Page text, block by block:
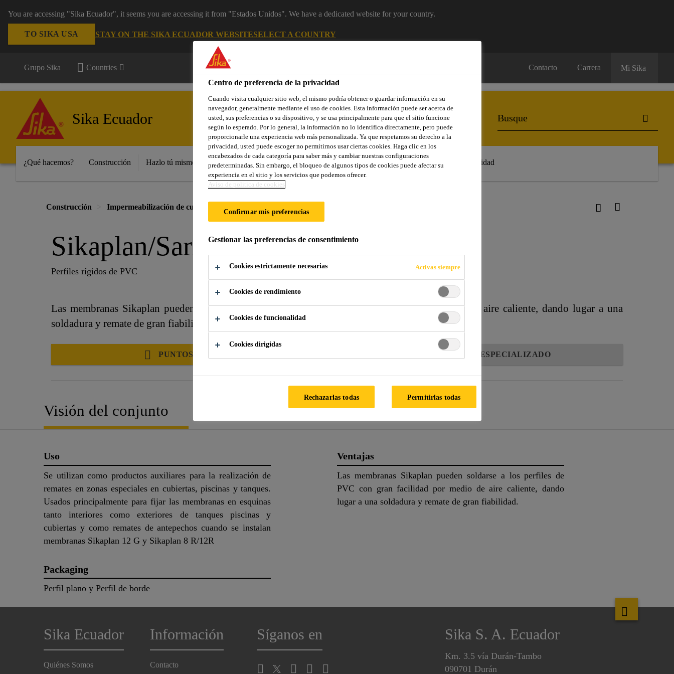
You are accessing "Sika Ecuador", it seems you are accessing it from "Estados Unidos". We have a dedicated website for your country.
TO SIKA USA STAY ON THE SIKA ECUADOR WEBSITESELECT A COUNTRY
Grupo Sika Countries Contacto Carrera Mi Sika
Sika Ecuador
¿Qué hacemos? Construcción Hazlo tú mismo y pequeñas renovaciones Industria Distribuidores Documentos Sostenibilidad
Construcción Impermeabilización de cubiertas
Sikaplan/Sarnafil various
Perfiles rígidos de PVC
Las membranas Sikaplan pueden soldarse a los perfiles de PVC con gran facilidad por medio de aire caliente, dando lugar a una
soldadura y remate de gran fiabilidad.
PUNTOS DE VENTA CONTACTO ESPECIALIZADO
Visión del conjunto
Uso
Se utilizan como productos auxiliares para la realización de
remates en zonas especiales en cubiertas, piscinas y tanques.
Usados principalmente para fijar las membranas en esquinas
tanto interiores como exteriores de tanques piscinas y
cubiertas y como remates de antepechos cuando se instalan
membranas Sikaplan 12 G y Sikaplan 8 R/12R
Ventajas
Las membranas Sikaplan pueden soldarse a los perfiles de
PVC con gran facilidad por medio de aire caliente, dando
lugar a una soldadura y remate de gran fiabilidad.
Packaging
Perfil plano y Perfil de borde
Sika Ecuador
Quiénes Somos
Información
Contacto
Síganos en Sika S. A. Ecuador
Km. 3.5 vía Durán-Tambo
090701 Durán
Centro de preferencia de la privacidad
Cuando visita cualquier sitio web, el mismo podría obtener o guardar información en su
navegador, generalmente mediante el uso de cookies. Esta información puede ser acerca de
usted, sus preferencias o su dispositivo, y se usa principalmente para que el sitio funcione
según lo esperado. Por lo general, la información no lo identifica directamente, pero puede
proporcionarle una experiencia web más personalizada. Ya que respetamos su derecho a la
privacidad, usted puede escoger no permitirnos usar ciertas cookies. Haga clic en los
encabezados de cada categoría para saber más y cambiar nuestras configuraciones
predeterminadas. Sin embargo, el bloqueo de algunos tipos de cookies puede afectar su
experiencia en el sitio y los servicios que podemos ofrecer.
Aviso de politica de cookies
Confirmar mis preferencias
Gestionar las preferencias de consentimiento
Cookies estrictamente necesarias Activas siempre
Cookies de rendimiento
Cookies de funcionalidad
Cookies dirigidas
Rechazarlas todas Permitirlas todas